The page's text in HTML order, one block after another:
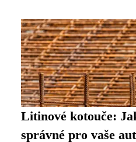
Litinové kotouče:
správné pro vaše